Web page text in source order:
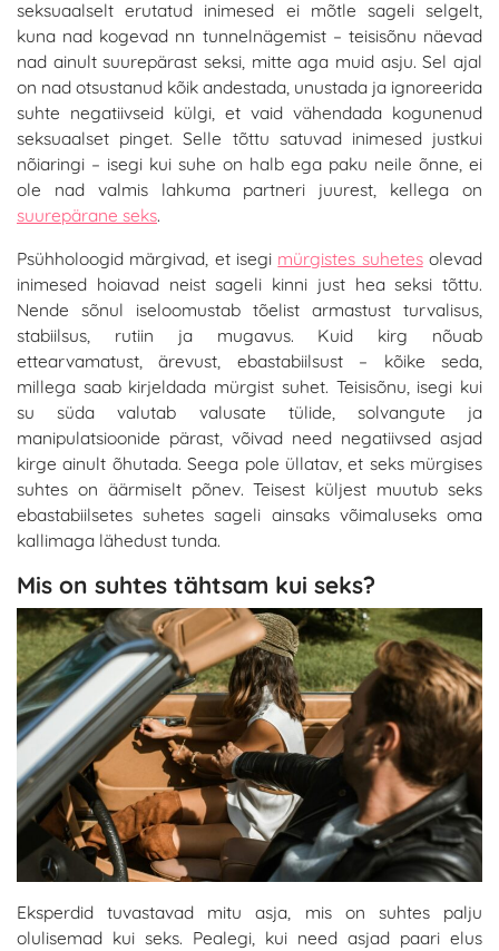
seksuaalselt erutatud inimesed ei mõtle sageli selgelt,
kuna nad kogevad nn tunnelnägemist – teisisõnu näevad
nad ainult suurepärast seksi, mitte aga muid asju. Sel ajal
on nad otsustanud kõik andestada, unustada ja ignoreerida
suhte negatiivseid külgi, et vaid vähendada kogunenud
seksuaalset pinget. Selle tõttu satuvad inimesed justkui
nõiaringi – isegi kui suhe on halb ega paku neile õnne, ei
ole nad valmis lahkuma partneri juurest, kellega on
suurepärane seks.
Psühholoogid märgivad, et isegi mürgistes suhetesolevad
inimesed hoiavad neist sageli kinni just hea seksi tõttu.
Nende sõnul iseloomustab tõelist armastust turvalisus,
stabiilsus, rutiin ja mugavus. Kuid kirg nõuab
ettearvamatust, ärevust, ebastabiilsust – kõike seda,
millega saab kirjeldada mürgist suhet. Teisisõnu, isegi kui
su süda valutab valusate tülide, solvangute ja
manipulatsioonide pärast, võivad need negatiivsed asjad
kirge ainult õhutada. Seega pole üllatav, et seks mürgises
suhtes on äärmiselt põnev. Teisest küljest muutub seks
ebastabiilsetes suhetes sageli ainsaks võimaluseks oma
kallimaga lähedust tunda.
Mis on suhtes tähtsam kui seks?
Eksperdid tuvastavad mitu asja, mis on suhtes palju
olulisemad kui seks. Pealegi, kui need asjad paari elus